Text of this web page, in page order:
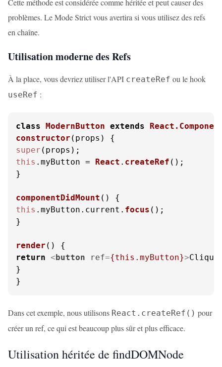
Cette méthode est considérée comme héritée et peut causer des
problèmes. Le Mode Strict vous avertira si vous utilisez des refs
en chaîne.
Utilisation moderne des Refs
À la place, vous devriez utiliser l'API createRef ou le hook
useRef :
class ModernButton extends
constructor ( props
super
this . myButton = React . createRef ();
}
componentDidMount (
this . myButton . current . focus ();
}
render (
return <button ref={this.myButton}>
}
}
Dans cet exemple, nous utilisons React.createRef() pour
créer un ref, ce qui est beaucoup plus sûr et plus efficace.
Utilisation héritée de findDOMNode